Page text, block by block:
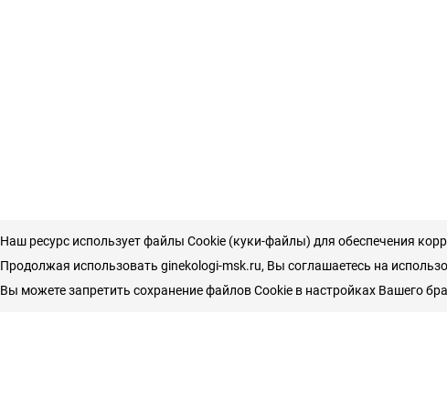
Наш ресурс использует файлы Cookie (куки-файлы) для обеспечения
Продолжая использовать ginekologi-msk.ru, Вы соглашаетесь на
Вы можете запретить сохранение файлов Cookie в настройках Вашего